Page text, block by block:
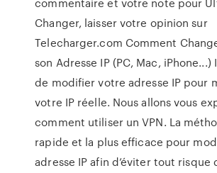
Changer, laisser votre opinion sur
Telecharger.com Comment
son Adresse IP (PC, Mac, iPhone...)
de modifier votre adresse IP pour
votre IP réelle. Nous allons vous
comment utiliser un VPN. La
rapide et la plus efficace pour
adresse IP afin d’éviter tout risque